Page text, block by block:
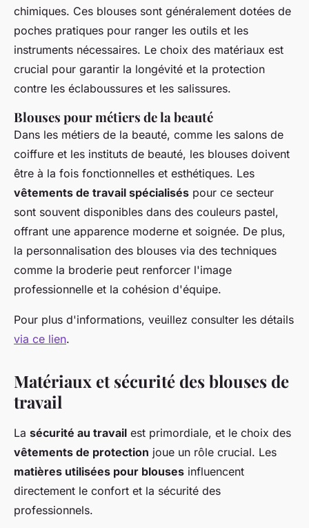
chimiques. Ces blouses sont généralement dotées de
poches pratiques pour ranger les outils et les
instruments nécessaires. Le choix des matériaux est
crucial pour garantir la longévité et la protection
contre les éclaboussures et les salissures.
Blouses pour métiers de la beauté
Dans les métiers de la beauté, comme les salons de
coiffure et les instituts de beauté, les blouses doivent
être à la fois fonctionnelles et esthétiques. Les
vêtements de travail spécialisés pour ce secteur
sont souvent disponibles dans des couleurs pastel,
offrant une apparence moderne et soignée. De plus,
la personnalisation des blouses via des techniques
comme la broderie peut renforcer l'image
professionnelle et la cohésion d'équipe.
Pour plus d'informations, veuillez consulter les détails
via ce lien.
Matériaux et sécurité des blouses de
travail
La sécurité au travail est primordiale, et le choix des
vêtements de protection joue un rôle crucial. Les
matières utilisées pour blouses influencent
directement le confort et la sécurité des
professionnels.